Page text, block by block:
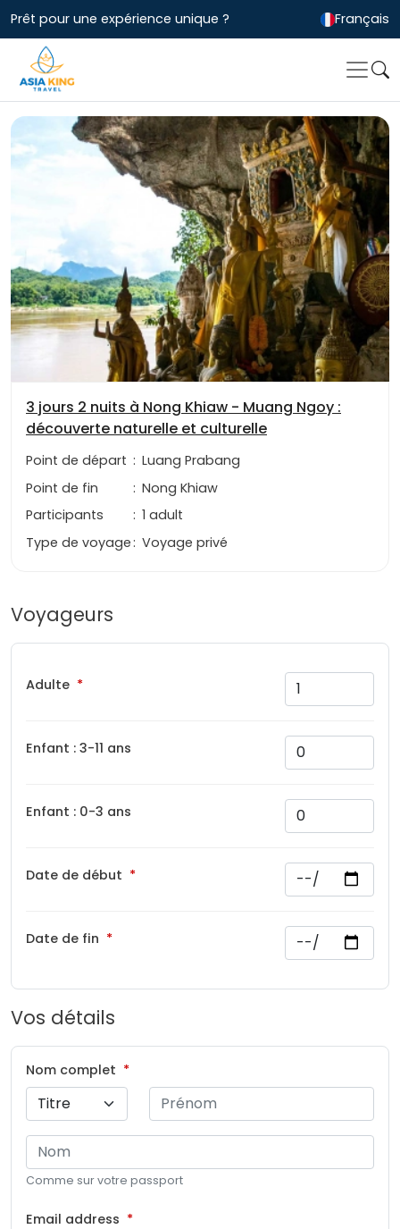
Prêt pour une expérience unique ? Français
Voyageurs
Adulte
Enfant : 3-11 ans
Enfant : 0-3 ans
Date de début
Date de fin
Vos détails
Nom complet
Comme sur votre passport
Email address
3 jours 2 nuits à Nong Khiaw - Muang Ngoy :
découverte naturelle et culturelle
Point de départ : Luang Prabang
Point de fin
: Nong Khiaw
Participants
: 1 adult
Type de voyage: Voyage privé